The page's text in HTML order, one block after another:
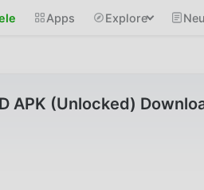
Apps Explore
APK (Unlocked)